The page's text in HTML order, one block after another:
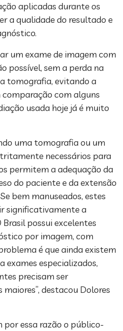
aplicadas durante os
a qualidade do resultado e
um exame de imagem com
possível, sem a perda na
tomografia, evitando a
comparação com alguns
usada hoje já é muito
uma tomografia ou um
necessários para
permitem a adequação da
do paciente e da extensão
bem manuseados, estes
significativamente a
Brasil possui excelentes
por imagem, com
é que ainda existem
exames especializados,
precisam ser
destacou Dolores
por essa razão o público-